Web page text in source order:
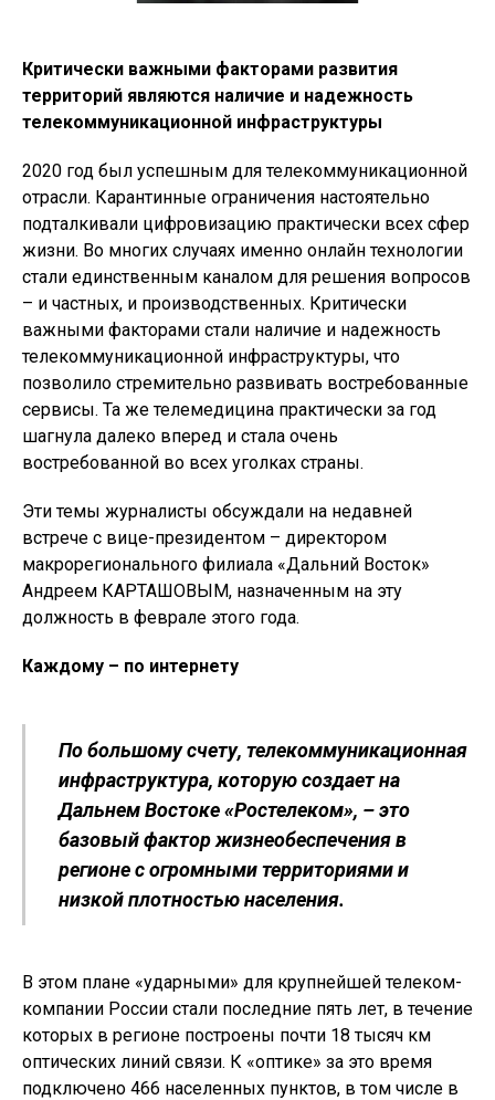
Критически важными факторами развития
территорий являются наличие и надежность
телекоммуникационной инфраструктуры
2020 год был успешным для телекоммуникационной
отрасли. Карантинные ограничения настоятельно
подталкивали цифровизацию практически всех сфер
жизни. Во многих случаях именно онлайн технологии
стали единственным каналом для решения вопросов
– и частных, и производственных. Критически
важными факторами стали наличие и надежность
телекоммуникационной инфраструктуры, что
позволило стремительно развивать востребованные
сервисы. Та же телемедицина практически за год
шагнула далеко вперед и стала очень
востребованной во всех уголках страны.
Эти темы журналисты обсуждали на недавней
встрече с вице-президентом – директором
макрорегионального филиала «Дальний Восток»
Андреем КАРТАШОВЫМ, назначенным на эту
должность в феврале этого года.
Каждому – по интернету
По большому счету, телекоммуникационная
инфраструктура, которую создает на
Дальнем Востоке «Ростелеком», – это
базовый фактор жизнеобеспечения в
регионе с огромными территориями и
низкой плотностью населения.
В этом плане «ударными» для крупнейшей телеком-
компании России стали последние пять лет, в течение
которых в регионе построены почти 18 тысяч км
оптических линий связи. К «оптике» за это время
подключено 466 населенных пунктов, в том числе в